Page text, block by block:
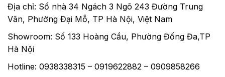
Địa chỉ: Số nhà 34 Ngách 3 Ngõ 243 Đường Trung
Văn, Phường Đại Mỗ, TP Hà Nội, Việt Nam
Showroom: Số 133 Hoàng Cầu, Phường Đống Đa,TP
Hà Nội
Hotline: 0938338315 – 0919622882 – 0909858266